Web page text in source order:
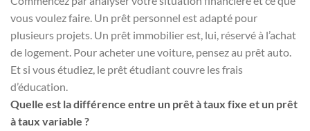
vous voulez faire. Un prêt personnel est adapté pour
plusieurs projets. Un prêt immobilier est, lui, réservé à l’achat
de logement. Pour acheter une voiture, pensez au prêt auto.
Et si vous étudiez, le prêt étudiant couvre les frais
d’éducation.
Quelle est la différence entre un prêt à taux fixe et un prêt
à taux variable ?